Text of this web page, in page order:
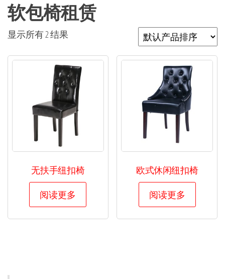
软包椅租赁
显示所有 2 结果
无扶手纽扣椅
阅读更多
欧式休闲纽扣椅
阅读更多